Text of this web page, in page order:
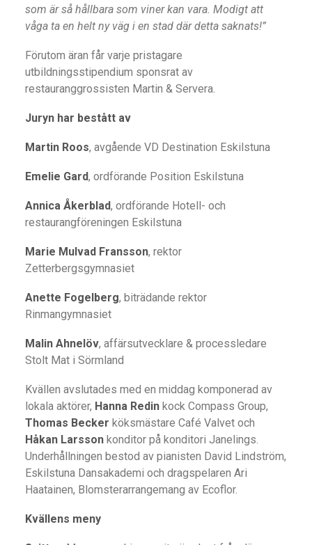
som är så hållbara som viner kan vara. Modigt att
våga ta en helt ny väg i en stad där detta saknats!”
Förutom äran får varje pristagare
utbildningsstipendium sponsrat av
restauranggrossisten Martin & Servera.
Juryn har bestått av
Martin Roos, avgående VD Destination Eskilstuna
Emelie Gard, ordförande Position Eskilstuna
Annica Åkerblad, ordförande Hotell- och
restaurangföreningen Eskilstuna
Marie Mulvad Fransson, rektor
Zetterbergsgymnasiet
Anette Fogelberg, biträdande rektor
Rinmangymnasiet
Malin Ahnelöv, affärsutvecklare & processledare
Stolt Mat i Sörmland
Kvällen avslutades med en middag komponerad av
lokala aktörer, Hanna Redin kock Compass Group,
Thomas Becker köksmästare Café Valvet och
Håkan Larsson konditor på konditori Janelings.
Underhållningen bestod av pianisten David Lindström,
Eskilstuna Dansakademi och dragspelaren Ari
Haatainen, Blomsterarrangemang av Ecoflor.
Kvällens meny